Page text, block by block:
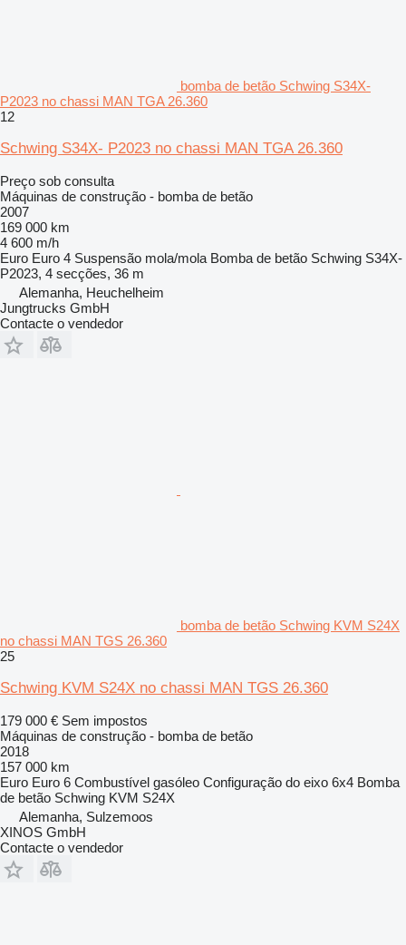
bomba de betão Schwing S34X-
P2023 no chassi MAN TGA 26.360
12
Schwing S34X- P2023 no chassi MAN TGA 26.360
Preço sob consulta
Máquinas de construção - bomba de betão
2007
169 000 km
4 600 m/h
Euro Euro 4 Suspensão mola/mola Bomba de betão Schwing S34X-
P2023, 4 secções, 36 m
Alemanha, Heuchelheim
Jungtrucks GmbH
Contacte o vendedor
bomba de betão Schwing KVM S24X
no chassi MAN TGS 26.360
25
Schwing KVM S24X no chassi MAN TGS 26.360
179 000 € Sem impostos
Máquinas de construção - bomba de betão
2018
157 000 km
Euro Euro 6 Combustível gasóleo Configuração do eixo 6x4 Bomba
de betão Schwing KVM S24X
Alemanha, Sulzemoos
XINOS GmbH
Contacte o vendedor